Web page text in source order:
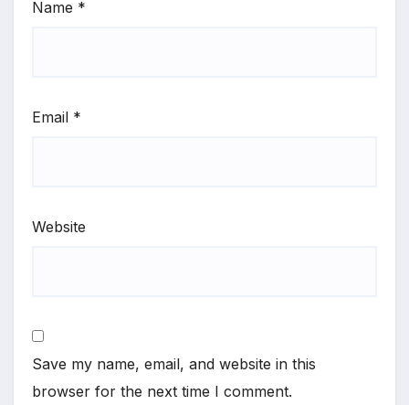
Name *
Email *
Website
Save my name, email, and website in this
browser for the next time I comment.